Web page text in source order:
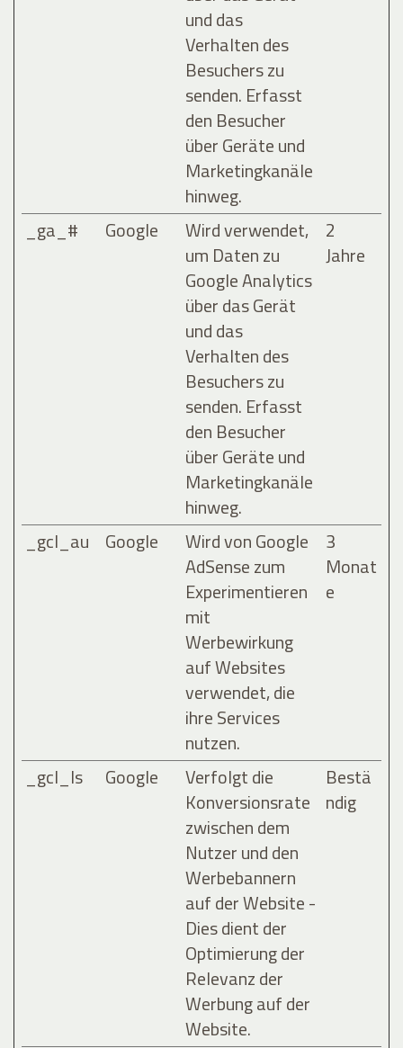
und das
Verhalten des
Besuchers zu
senden. Erfasst
den Besucher
über Geräte und
Marketingkanäle
hinweg.
_ga_#
Google
Wird verwendet,
um Daten zu
Google Analytics
über das Gerät
und das
Verhalten des
Besuchers zu
senden. Erfasst
den Besucher
über Geräte und
Marketingkanäle
hinweg.
2
Jahre
_gcl_au Google
Wird von Google
AdSense zum
Experimentieren
mit
Werbewirkung
auf Websites
verwendet, die
ihre Services
nutzen.
3
Monat
e
_gcl_ls Google
Verfolgt die
Konversionsrate
zwischen dem
Nutzer und den
Werbebannern
auf der Website -
Dies dient der
Optimierung der
Relevanz der
Werbung auf der
Website.
Bestä
ndig